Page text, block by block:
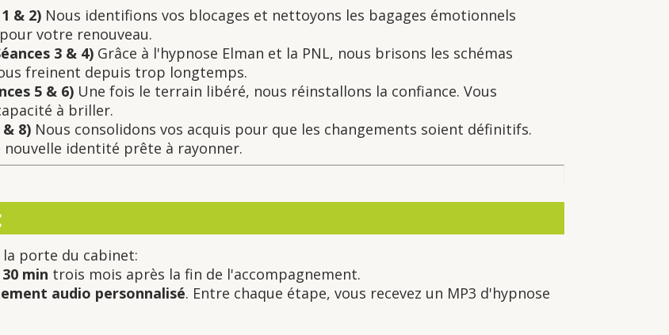
& 2) Nous identifions vos blocages et nettoyons les bagages émotionnels
votre renouveau.
3 & 4) Grâce à l'hypnose Elman et la PNL, nous brisons les schémas
freinent depuis trop longtemps.
5 & 6) Une fois le terrain libéré, nous réinstallons la confiance. Vous
à briller.
8) Nous consolidons vos acquis pour que les changements soient définitifs.
identité prête à rayonner.
la porte du cabinet:
min trois mois après la fin de l'accompagnement.
audio personnalisé. Entre chaque étape, vous recevez un MP3 d'hypnose